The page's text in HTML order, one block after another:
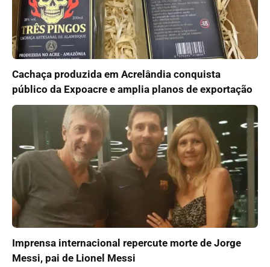
Cachaça produzida em Acrelândia conquista
público da Expoacre e amplia planos de exportação
Imprensa internacional repercute morte de Jorge
Messi, pai de Lionel Messi